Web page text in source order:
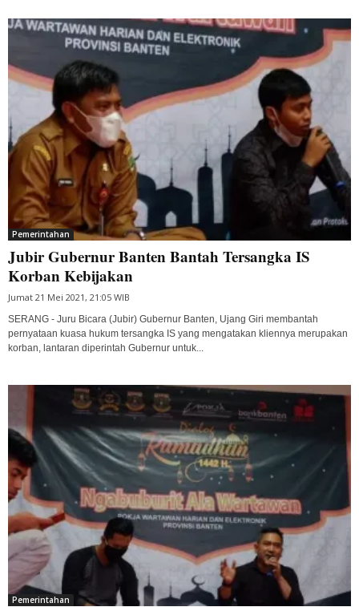
Pemerintahan
Jubir Gubernur Banten Bantah Tersangka IS
Korban Kebijakan
Jumat 21 Mei 2021, 21:05 WIB
SERANG - Juru Bicara (Jubir) Gubernur Banten, Ujang Giri membantah
pernyataan kuasa hukum tersangka IS yang mengatakan kliennya merupakan
korban, lantaran diperintah Gubernur untuk...
Pemerintahan